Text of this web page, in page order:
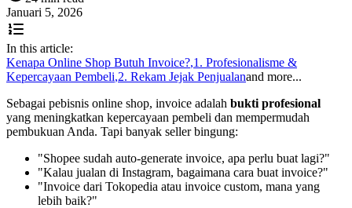
Januari 5, 2026
In this article:
Kenapa Online Shop Butuh Invoice?,1. Profesionalisme &
Kepercayaan Pembeli,2. Rekam Jejak Penjualanand more...
Sebagai pebisnis online shop, invoice adalah bukti profesional
yang meningkatkan kepercayaan pembeli dan mempermudah
pembukuan Anda. Tapi banyak seller bingung:
"Shopee sudah auto-generate invoice, apa perlu buat lagi?"
"Kalau jualan di Instagram, bagaimana cara buat invoice?"
"Invoice dari Tokopedia atau invoice custom, mana yang
lebih baik?"